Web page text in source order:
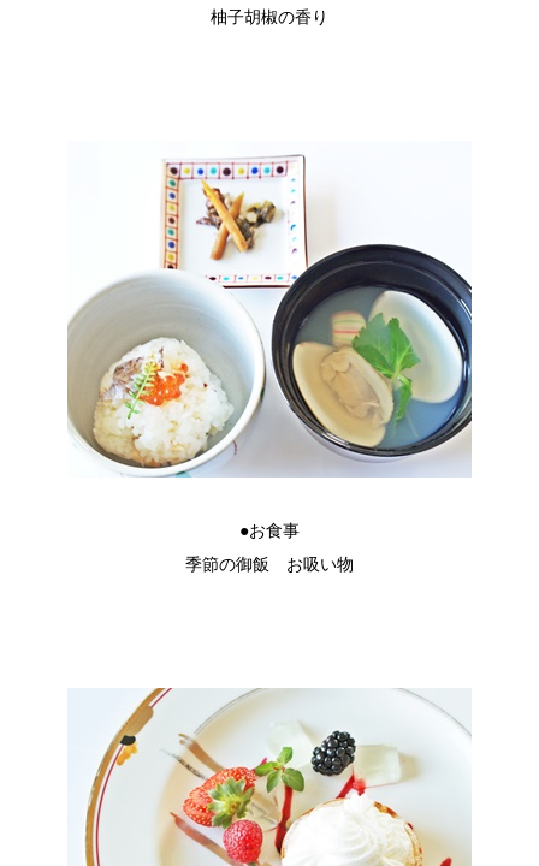
柚子胡椒の香り
●お食事
季節の御飯 お吸い物